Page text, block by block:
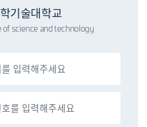
기술대학교
science and technology